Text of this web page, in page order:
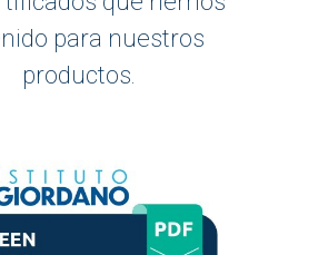
para nuestros
productos.